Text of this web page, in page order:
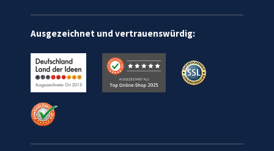
Ausgezeichnet und vertrauenswürdig: